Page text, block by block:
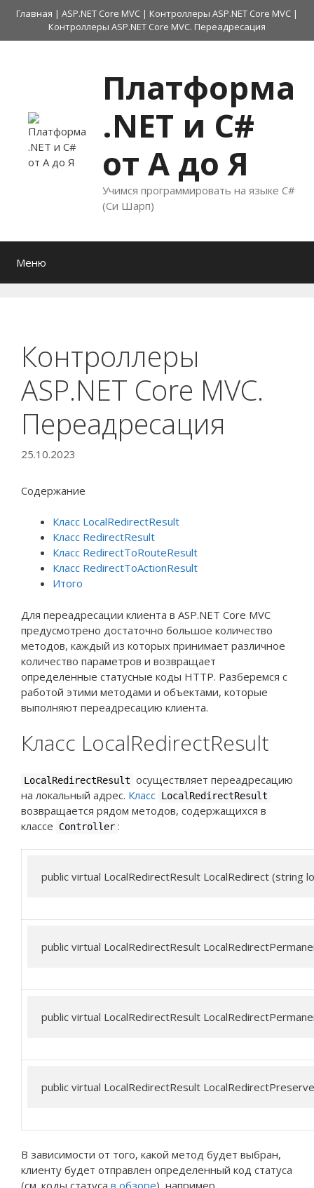
Перейти
содержимому
Главная | ASP.NET Core MVC | Контроллеры ASP.NET Core MVC |
Контроллеры ASP.NET Core MVC. Переадресация
Платформа
.NET и C#
от А до Я
Учимся программировать на языке C#
(Си Шарп)
Меню
Контроллеры
ASP.NET Core MVC.
Переадресация
25.10.2023
Содержание
Класс LocalRedirectResult
Класс RedirectResult
Класс RedirectToRouteResult
Класс RedirectToActionResult
Итого
Для переадресации клиента в ASP.NET Core MVC
предусмотрено достаточно большое количество
методов, каждый из которых принимает различное
количество параметров и возвращает
определенные статусные коды HTTP. Разберемся с
работой этими методами и объектами, которые
выполняют переадресацию клиента.
Класс LocalRedirectResult
LocalRedirectResult осуществляет переадресацию
на локальный адрес. Класс LocalRedirectResult
возвращается рядом методов, содержащихся в
классе
Controller :
public virtual LocalRedirectResult LocalRedirect (string
public virtual LocalRedirectResult
public virtual LocalRedirectResult
public virtual LocalRedirectResult
В зависимости от того, какой метод будет выбран,
клиенту будет отправлен определенный код статуса
(см. коды статуса в обзоре), например,